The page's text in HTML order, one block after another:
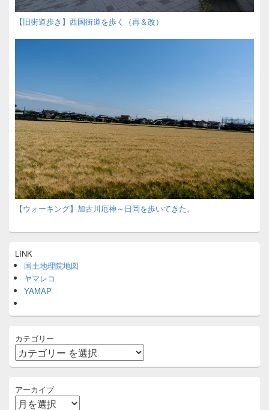
【旧街道歩き】西国街道を歩く（再＆改）
【ウォーキング】加古川厄神～日岡を歩いてきた。
LINK
国土地理院地図
ヤマレコ
YAMAP
カテゴリー
アーカイブ